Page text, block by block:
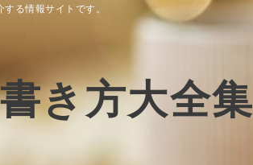
る情報サイトです。
き方大全集